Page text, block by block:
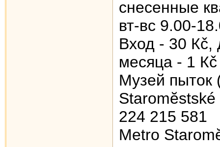
снесенные
вт-вс 9.00-
Вход - 30 Кč,
месяца - 1 Кč
Музей пыток
224 215 581
Metro